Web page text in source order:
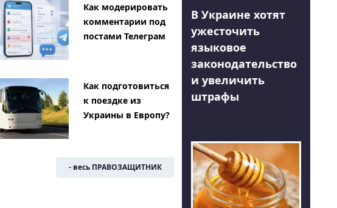
Как модерировать
комментарии под
постами Телеграм
Как подготовиться
к поездке из
Украины в Европу?
- весь ПРАВОЗАЩИТНИК
В Украине хотят
ужесточить
языковое
законодательство
и увеличить
штрафы